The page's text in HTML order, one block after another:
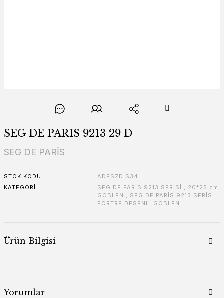
SEG DE PARIS 9213 29 D
SEG DE PARİS
STOK KODU
ADPSZDIS34
KATEGORI
SEG DE PARİS 9213 SERİSİ , 20*25 cm
GOBLEN , SEG DE PARİS 9213 SERİSİ ,
PORTRE DESENLİ GOBLEN
Ürün Bilgisi
Yorumlar